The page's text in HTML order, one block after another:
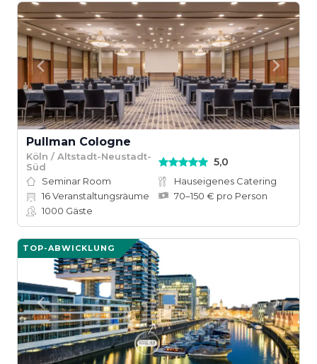
Pullman Cologne
Köln / Altstadt-Neustadt-
Süd
5,0
Seminar Room
Hauseigenes Catering
16Veranstaltungsräume
70–150 € pro Person
1000 Gäste
TOP-ABWICKLUNG